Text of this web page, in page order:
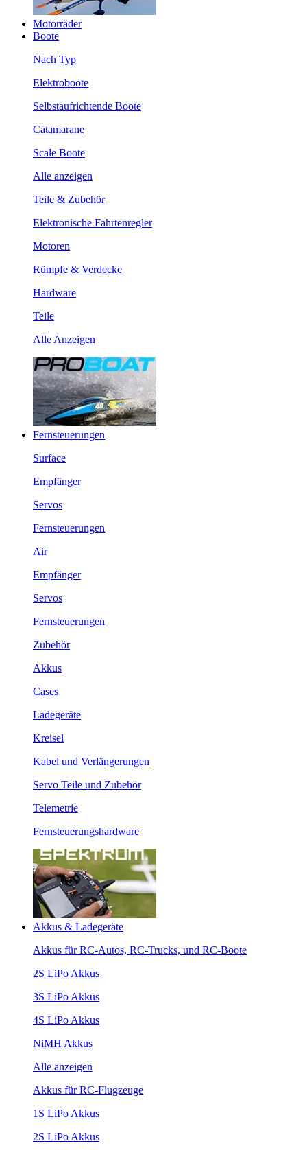
Motorräder
Boote
Nach Typ
Elektroboote
Selbstaufrichtende Boote
Catamarane
Scale Boote
Alle anzeigen
Teile & Zubehör
Elektronische Fahrtenregler
Motoren
Rümpfe & Verdecke
Hardware
Teile
Alle Anzeigen
Fernsteuerungen
Surface
Empfänger
Servos
Fernsteuerungen
Air
Empfänger
Servos
Fernsteuerungen
Zubehör
Akkus
Cases
Ladegeräte
Kreisel
Kabel und Verlängerungen
Servo Teile und Zubehör
Telemetrie
Fernsteuerungshardware
Akkus & Ladegeräte
Akkus für RC-Autos, RC-Trucks, und RC-Boote
2S LiPo Akkus
3S LiPo Akkus
4S LiPo Akkus
NiMH Akkus
Alle anzeigen
Akkus für RC-Flugzeuge
1S LiPo Akkus
2S LiPo Akkus